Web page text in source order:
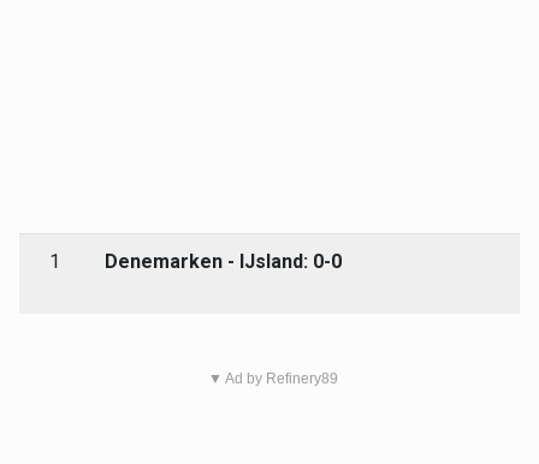
1 Denemarken - IJsland: 0-0
▼ Ad by Refinery89